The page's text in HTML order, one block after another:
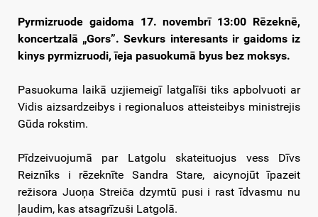
Pyrmizruode gaidoma 17. novembrī 13:00 Rēzeknē,
koncertzalā „Gors”. Sevkurs interesants ir gaidoms iz
kinys pyrmizruodi, īeja pasuokumā byus bez moksys.
Pasuokuma laikā uzjiemeigī latgalīši tiks apbolvuoti ar
Vidis aizsardzeibys i regionaluos atteisteibys ministrejis
Gūda rokstim.
Pīdzeivuojumā par Latgolu skateituojus vess Dīvs
Reiznīks i rēzeknīte Sandra Stare, aicynojūt īpazeit
režisora Juoņa Streiča dzymtū pusi i rast īdvasmu nu
ļaudim, kas atsagrīzuši Latgolā.